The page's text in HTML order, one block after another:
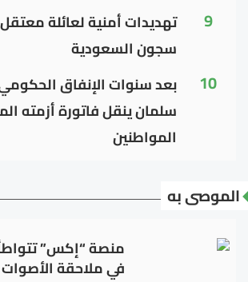
9
تهديدات أمنية لعائلة
سجون السعودية
10
بعد سنوات الإنفاق
سلمان ينقل فاتورة أزمته
المواطنين
الموصى به
منصة “إكس”
في ملاحقة